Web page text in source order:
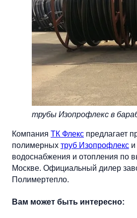
трубы Изопрофлекс в
Компания ТК Флекс предлагает
полимерных труб Изопрофлекс и
водоснабжения и отопления по
Москве. Официальный дилер
Полимертепло.
Вам может быть интересно: